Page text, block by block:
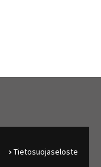
Tietosuojaseloste